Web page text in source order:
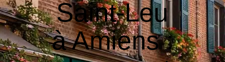
Saint-Leu
à Amiens :